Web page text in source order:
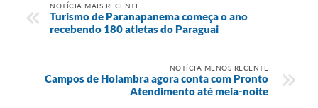
NOTÍCIA MAIS RECENTE
Turismo de Paranapanema começa o ano
recebendo 180 atletas do Paraguai
NOTÍCIA MENOS RECENTE
Campos de Holambra agora conta com Pronto
Atendimento até meia-noite